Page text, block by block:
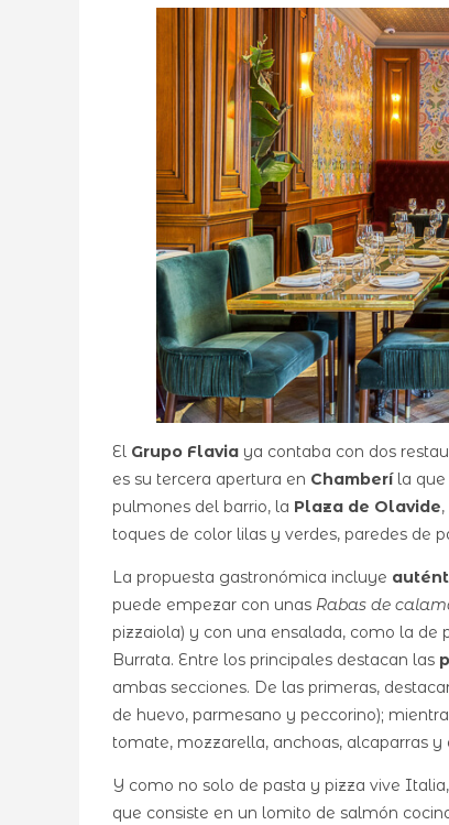
El Grupo Flavia ya contaba con dos
es su tercera apertura en Chamberíla que
pulmones del barrio, la Plaza de Olavide
toques de color lilas y verdes, paredes de
La propuesta gastronómica incluye
puede empezar con unas Rabas de
pizzaiola) y con una ensalada, como la
Burrata. Entre los principales destacan las
ambas secciones. De las primeras,
de huevo, parmesano y peccorino);
tomate, mozzarella, anchoas, alcaparras y
Y como no solo de pasta y pizza vive
que consiste en un lomito de salmón